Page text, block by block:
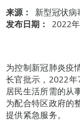
来源：
新型冠状
发布日期：
2022
为控制新冠肺炎疫
长官批示，2022
居民生活所需的从
为配合特区政府的
提供紧急服务。